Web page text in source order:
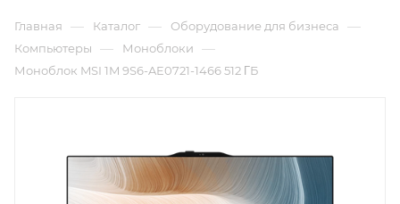
Главная — Каталог — Оборудование для бизнеса —
Компьютеры — Моноблоки —
Моноблок MSI 1M 9S6-AE0721-1466 512 ΓБ